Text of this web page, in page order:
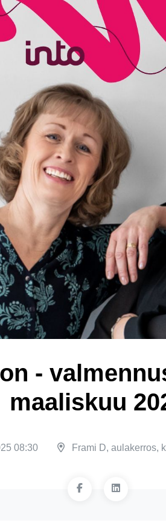
-
maaliskuu
08:30 Frami D, aulakerros,